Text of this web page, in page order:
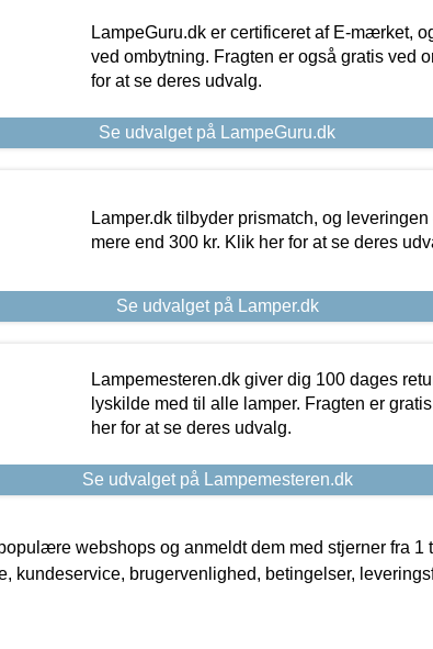
LampeGuru.dk er certificeret af E-mærket,
ved ombytning. Fragten er også gratis ved
for at se deres udvalg.
Se udvalget på LampeGuru.dk
Lamper.dk tilbyder prismatch, og
mere end 300 kr. Klik her for at se deres
Se udvalget på Lamper.dk
Lampemesteren.dk giver dig 100 dages
lyskilde med til alle lamper. Fragten er
her for at se deres udvalg.
Se udvalget på Lampemesteren.dk
webshops og anmeldt dem med stjerner fra 1
kundeservice, brugervenlighed, betingelser,